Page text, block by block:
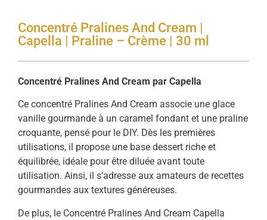
Concentré Pralines And Cream |
Capella | Praline – Crème | 30 ml
Concentré Pralines And Cream par Capella
Ce concentré Pralines And Cream associe une glace
vanille gourmande à un caramel fondant et une praline
croquante, pensé pour le DIY. Dès les premières
utilisations, il propose une base dessert riche et
équilibrée, idéale pour être diluée avant toute
utilisation. Ainsi, il s’adresse aux amateurs de recettes
gourmandes aux textures généreuses.
De plus, le Concentré Pralines And Cream Capella